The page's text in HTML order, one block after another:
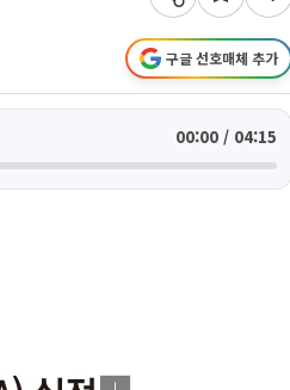
구글 선호매체 추가
00:00 / 04:15